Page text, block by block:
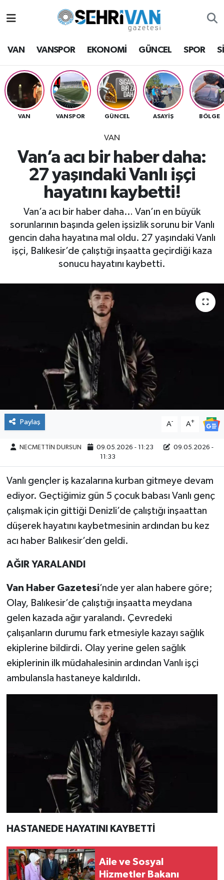
VAN VANSPOR EKONOMİ GÜNCEL SPOR
VAN VANSPOR GÜNCEL ASAYİŞ BÖLGE
VAN
Van’a acı bir haber daha:
27 yaşındaki Vanlı işçi
hayatını kaybetti!
Van’a acı bir haber daha… Van’ın en büyük
sorunlarının başında gelen işsizlik sorunu bir Vanlı
gencin daha hayatına mal oldu. 27 yaşındaki Vanlı
işçi, Balıkesir’de çalıştığı inşaatta geçirdiği kaza
sonucu hayatını kaybetti.
Paylaş A- A+
NECMETTİN DURSUN 09.05.2026 - 11:23
09.05.2026 -
11:33
Vanlı gençler iş kazalarına kurban gitmeye devam
ediyor. Geçtiğimiz gün 5 çocuk babası Vanlı genç
çalışmak için gittiği Denizli’de çalıştığı inşaattan
düşerek hayatını kaybetmesinin ardından bu kez
acı haber Balıkesir’den geldi.
AĞIR YARALANDI
Van Haber Gazetesi’nde yer alan habere göre;
Olay, Balıkesir’de çalıştığı inşaatta meydana
gelen kazada ağır yaralandı. Çevredeki
çalışanların durumu fark etmesiyle kazayı sağlık
ekiplerine bildirdi. Olay yerine gelen sağlık
ekiplerinin ilk müdahalesinin ardından Vanlı işçi
ambulansla hastaneye kaldırıldı.
HASTANEDE HAYATINI KAYBETTİ
Aile ve Sosyal
Hizmetler Bakanı
Van Hava Durumu
VAN Namaz Vakitleri
Van Trafik Yoğunluk Haritası
Süper Lig Puan Durumu ve Fikstür
Tüm Manşetler
Son Dakika Haberleri
Haber Arşivi